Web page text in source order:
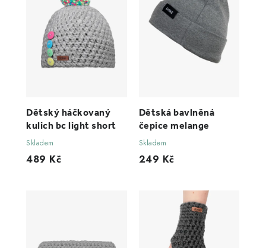
Dětský háčkovaný
kulich bc light short
Skladem
489 Kč
Dětská bavlněná
čepice melange
Skladem
249 Kč